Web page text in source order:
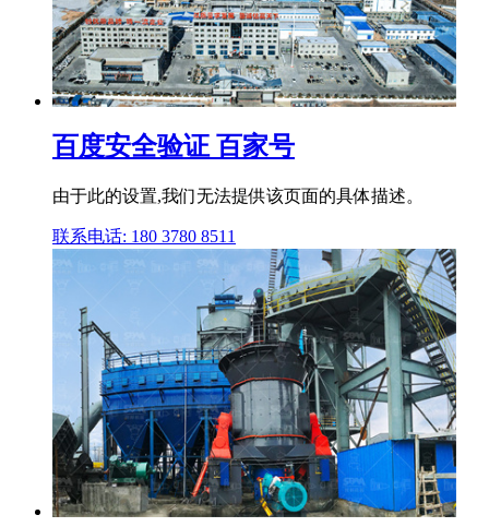
百度安全验证 百家号
由于此的设置,我们无法提供该页面的具体描述。
联系电话: 180 3780 8511